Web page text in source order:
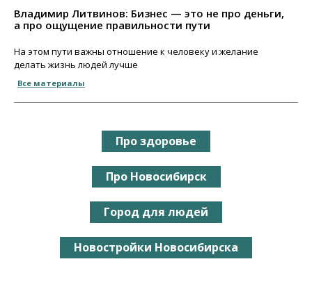
Владимир Литвинов: Бизнес — это не про деньги,
а про ощущение правильности пути
На этом пути важны отношение к человеку и желание
делать жизнь людей лучше
Все материалы
Про здоровье
Про Новосибирск
Город для людей
Новостройки Новосибирска